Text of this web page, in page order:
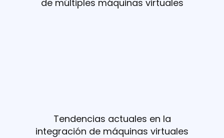
de múltiples máquinas virtuales
Tendencias actuales en la
integración de máquinas virtuales